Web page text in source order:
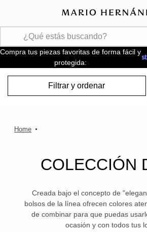
Compra tus piezas favoritas de forma fácil y
protegida:
Filtrar y ordenar
COLECCIÓN
Creada bajo el concepto de
bolsos de la línea ofrecen colores
de combinar para que puedas
ocasión y con todos tus